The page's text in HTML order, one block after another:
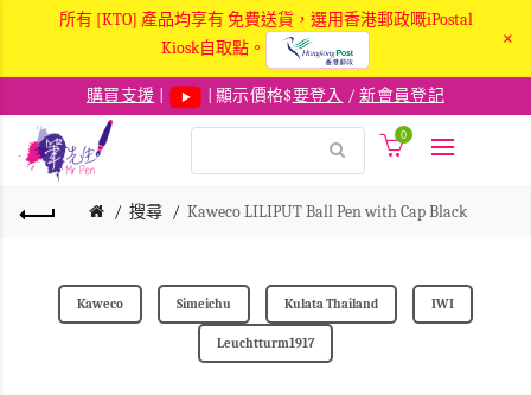
所有 [KTO] 產品均享有 免費送貨，選用香港郵政嘅iPostal
Kiosk自取點。
×
購買支援 | 顯示價格$要登入 /新會員登記
0
搜尋 Kaweco LILIPUT Ball Pen with Cap Black
Kaweco Simeichu Kulata Thailand IWI
Leuchtturm1917